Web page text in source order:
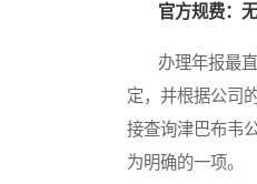
官方规费：
办理年报最直
定，并根据公司
接查询津巴布韦
为明确的一项。